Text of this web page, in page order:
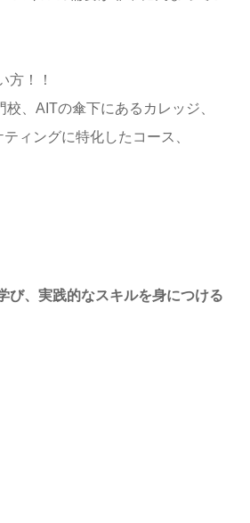
方！！
、AITの傘下にあるカレッジ、
ィングに特化したコース、
び、実践的なスキルを身につける